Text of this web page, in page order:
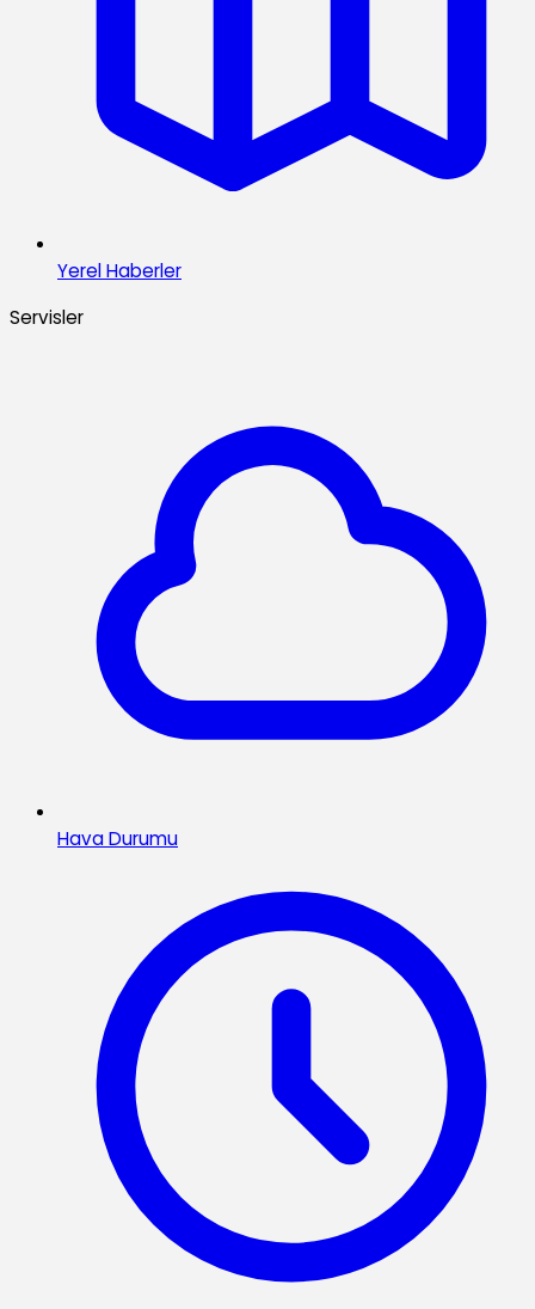
Yerel Haberler
Servisler
Hava Durumu